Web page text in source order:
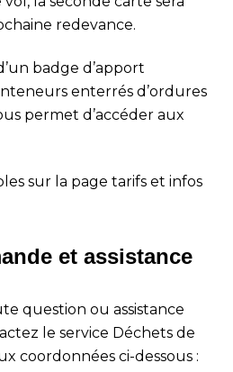
redevance.
badge d’apport
enterrés d’ordures
permet d’accéder aux
sur la page tarifs et infos
et assistance
question ou assistance
le service Déchets de
coordonnées ci-dessous :